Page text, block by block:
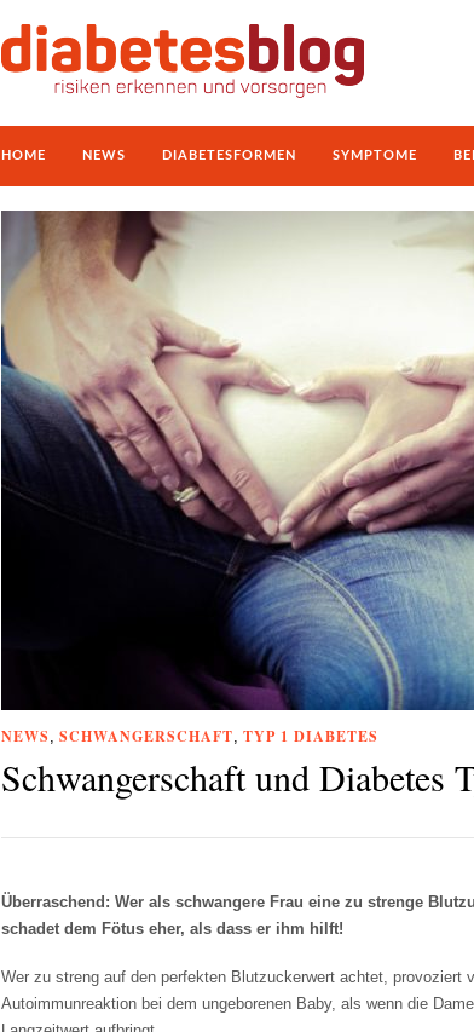
HOME NEWS DIABETESFORMEN SYMPTOME
NEWS , SCHWANGERSCHAFT, TYP 1 DIABETES
Schwangerschaft und Diabetes
Überraschend: Wer als schwangere Frau eine zu strenge
schadet dem Fötus eher, als dass er ihm hilft!
Wer zu streng auf den perfekten Blutzuckerwert achtet, provoziert
Autoimmunreaktion bei dem ungeborenen Baby, als wenn die